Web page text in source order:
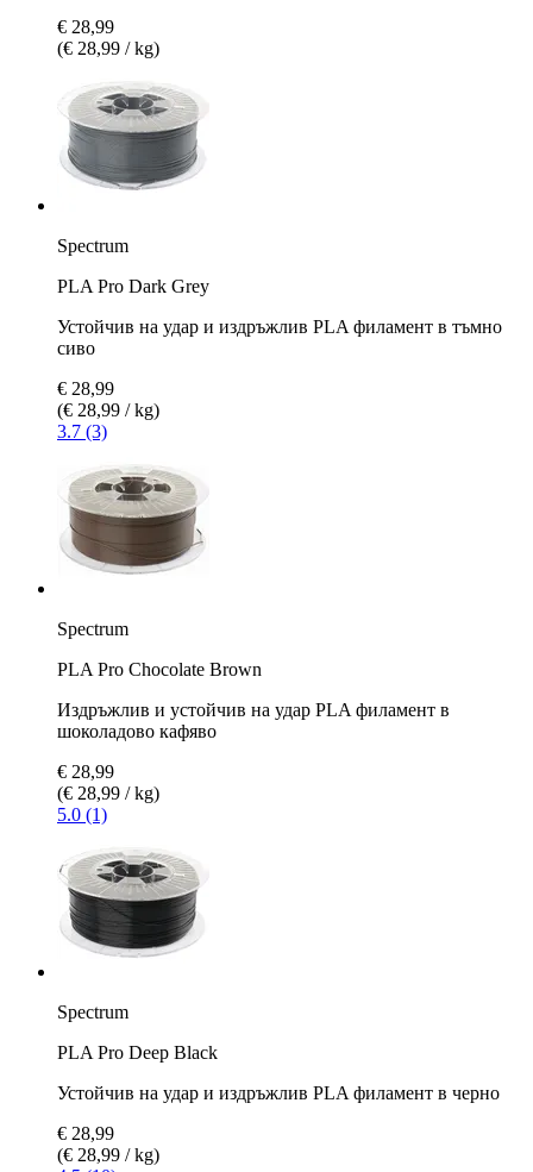
€ 28,99
(€ 28,99 / kg)
Spectrum
PLA Pro Dark Grey
Устойчив на удар и издръжлив PLA филамент в тъмно
сиво
€ 28,99
(€ 28,99 / kg)
3.7 (3)
Spectrum
PLA Pro Chocolate Brown
Издръжлив и устойчив на удар PLA филамент в
шоколадово кафяво
€ 28,99
(€ 28,99 / kg)
5.0 (1)
Spectrum
PLA Pro Deep Black
Устойчив на удар и издръжлив PLA филамент в черно
€ 28,99
(€ 28,99 / kg)